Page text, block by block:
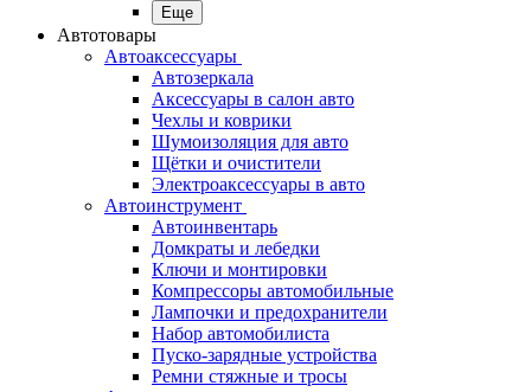
Еще
Автотовары
Автоаксессуары
Автозеркала
Аксессуары в салон авто
Чехлы и коврики
Шумоизоляция для авто
Щётки и очистители
Электроаксессуары в авто
Автоинструмент
Автоинвентарь
Домкраты и лебедки
Ключи и монтировки
Компрессоры автомобильные
Лампочки и предохранители
Набор автомобилиста
Пуско-зарядные устройства
Ремни стяжные и тросы